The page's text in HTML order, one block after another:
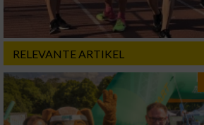
RELEVANTE ARTIKEL